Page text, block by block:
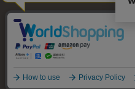
お問い合わせ 利用規約
特定商取引・古物営業法